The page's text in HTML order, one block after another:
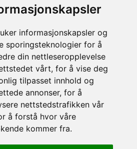
informasjonskapsler og
sporingsteknologier for å
din nettleseropplevelse
vårt, for å vise deg
tilpasset innhold og
annonser, for å
nettstedstrafikken vår
å forstå hvor våre
kommer fra.